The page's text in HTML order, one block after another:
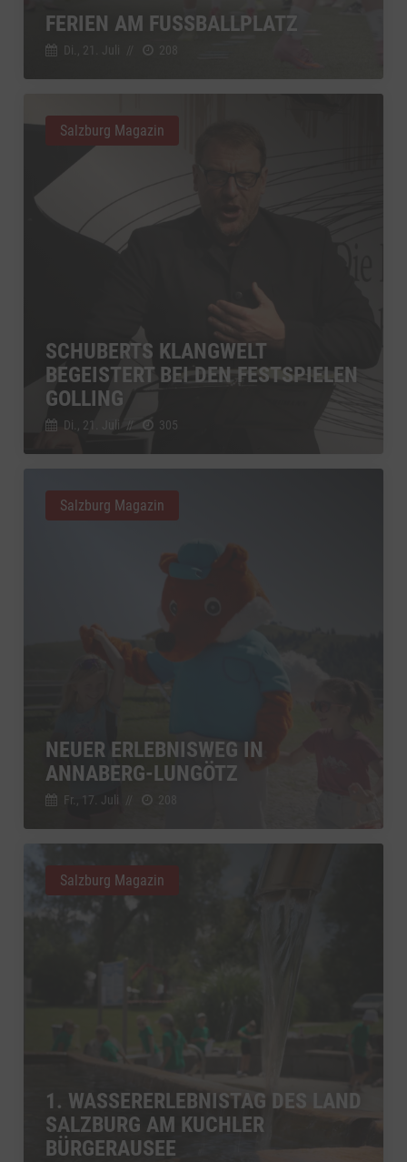
FERIEN AM FUSSBALLPLATZ
Di., 21. Juli 208
SCHUBERTS KLANGWELT
BEGEISTERT BEI DEN FESTSPIELEN
GOLLING
Di., 21. Juli // 305
Salzburg Magazin
NEUER ERLEBNISWEG IN
ANNABERG-LUNGÖTZ
Fr., 17. Juli 208
Salzburg Magazin
1. WASSERERLEBNISTAG DES LAND
SALZBURG AM KUCHLER
BÜRGERAUSEE
Salzburg Magazin